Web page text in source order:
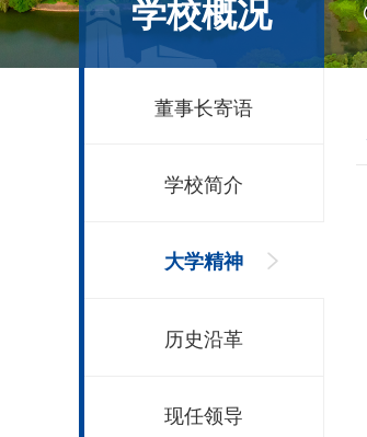
学校概况
董事长寄语
学校简介
大学精神
历史沿革
现任领导